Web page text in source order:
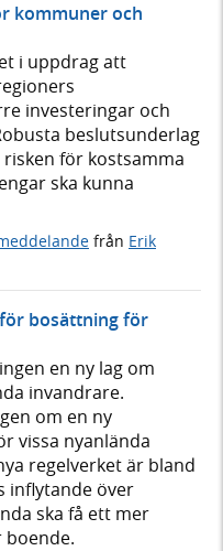
kommuner och
i uppdrag att
investeringar och
beslutsunderlag
för kostsamma
ska kunna
från Erik
bosättning för
en ny lag om
invandrare.
om en ny
vissa nyanlända
regelverket är bland
inflytande över
ska få ett mer
boende.